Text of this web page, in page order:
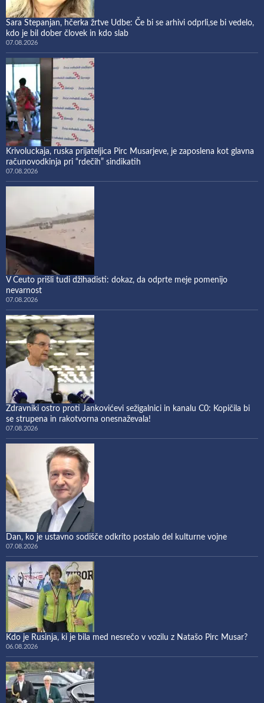
Sara Stepanjan, hčerka žrtve Udbe: Če bi se arhivi odprli,se bi vedelo,
kdo je bil dober človek in kdo slab
07.08.2026
Krivoluckaja, ruska prijateljica Pirc Musarjeve, je zaposlena kot glavna
računovodkinja pri “rdečih” sindikatih
07.08.2026
V Ceuto prišli tudi džihadisti: dokaz, da odprte meje pomenijo
nevarnost
07.08.2026
Zdravniki ostro proti Jankovićevi sežigalnici in kanalu C0: Kopičila bi
se strupena in rakotvorna onesnaževala!
07.08.2026
Dan, ko je ustavno sodišče odkrito postalo del kulturne vojne
07.08.2026
Kdo je Rusinja, ki je bila med nesrečo v vozilu z Natašo Pirc Musar?
06.08.2026